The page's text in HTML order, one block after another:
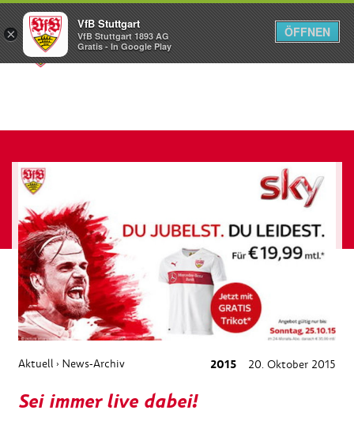
Menü
Aktuell › News-Archiv 2015 20. Oktober 2015
Sei immer live dabei!
×
VfB Stuttgart
VfB Stuttgart 1893 AG
Gratis - In Google Play
ÖFFNEN